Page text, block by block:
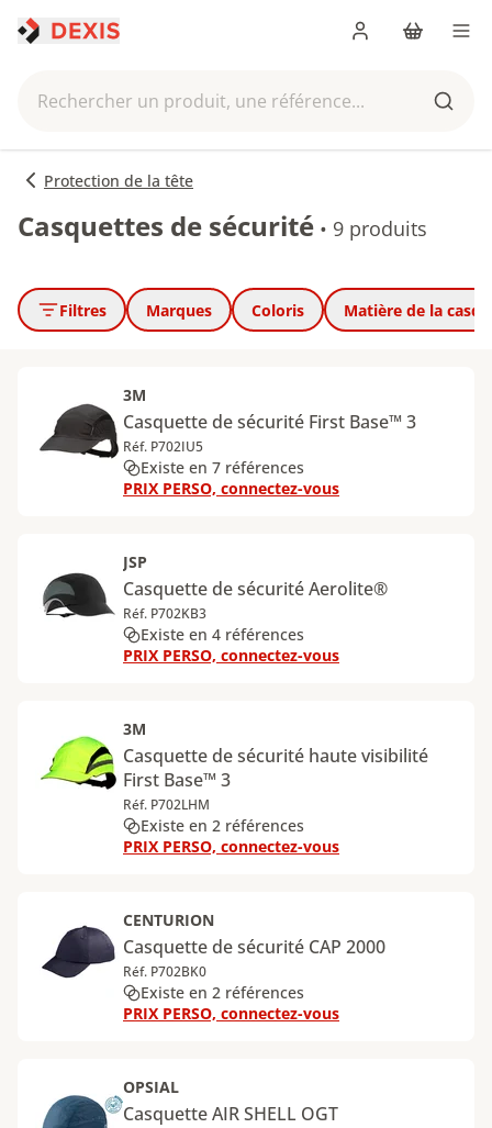
Rechercher un produit, une référence...
Panier
Protection de la tête
Casquettes de sécurité • 9 produits
Filtres Marques Coloris Matière de la
3M
Casquette de sécurité First Base™ 3
Réf. P702IU5
Existe en 7 références
PRIX PERSO, connectez-vous
JSP
Casquette de sécurité Aerolite®
Réf. P702KB3
Existe en 4 références
PRIX PERSO, connectez-vous
3M
Casquette de sécurité haute visibilité
First Base™ 3
Réf. P702LHM
Existe en 2 références
PRIX PERSO, connectez-vous
CENTURION
Casquette de sécurité CAP 2000
Réf. P702BK0
Existe en 2 références
PRIX PERSO, connectez-vous
OPSIAL
Casquette AIR SHELL OGT